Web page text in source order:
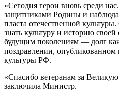
«Сегодня герои вновь среди
защитниками Родины и
пласта отечественной
знать культуру и историю своей
будущим поколениям — долг
поздравлении, опубликованном
культуры РФ.
«Спасибо ветеранам за
заключила Министр.